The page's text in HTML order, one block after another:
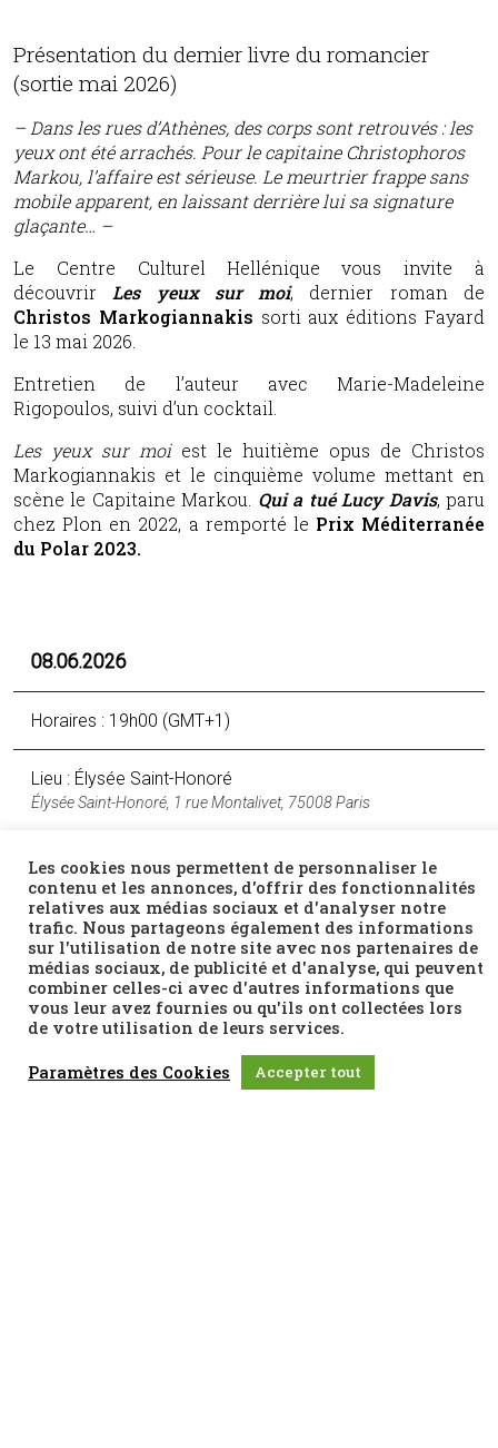
Présentation du dernier livre du romancier
(sortie mai 2026)
– Dans les rues d’Athènes, des corps sont retrouvés : les
yeux ont été arrachés. Pour le capitaine Christophoros
Markou, l’affaire est sérieuse. Le meurtrier frappe sans
mobile apparent, en laissant derrière lui sa signature
glaçante… –
Le Centre Culturel Hellénique vous invite à
découvrir Les yeux sur moi, dernier roman de
Christos Markogiannakis sorti aux éditions Fayard
le 13 mai 2026.
Entretien de l’auteur avec Marie-Madeleine
Rigopoulos, suivi d’un cocktail.
Les yeux sur moiest le huitième opus de Christos
Markogiannakis et le cinquième volume mettant en
scène le Capitaine Markou. Qui a tué Lucy Davis, paru
chez Plon en 2022, a remporté le Prix Méditerranée
du Polar 2023.
08.06.2026
Horaires : 19h00 (GMT+1)
Lieu : Élysée Saint-Honoré
Élysée Saint-Honoré, 1 rue Montalivet, 75008 Paris
Tarif : Sur inscription :contact@cchel.org
Facebook Twitter Email
Les cookies nous permettent de personnaliser le
contenu et les annonces, d'offrir des fonctionnalités
relatives aux médias sociaux et d'analyser notre
trafic. Nous partageons également des informations
sur l'utilisation de notre site avec nos partenaires de
médias sociaux, de publicité et d'analyse, qui peuvent
combiner celles-ci avec d'autres informations que
vous leur avez fournies ou qu'ils ont collectées lors
de votre utilisation de leurs services.
Paramètres des Cookies Accepter tout